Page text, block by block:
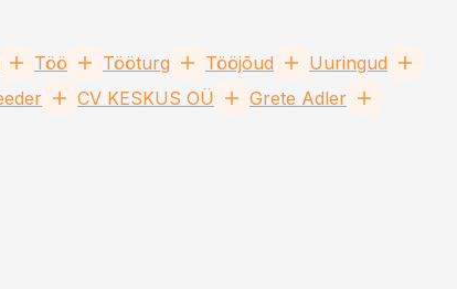
Töö Tööturg Tööjõud
Uuringud
CV KESKUS OÜ Grete Adler